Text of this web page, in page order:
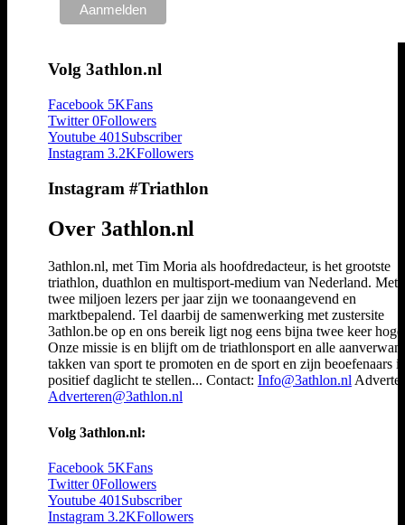
Volg 3athlon.nl
Facebook 5KFans
Twitter 0Followers
Youtube 401 Subscriber
Instagram 3.2KFollowers
Instagram #Triathlon
Over 3athlon.nl
3athlon.nl, met Tim Moria als hoofdredacteur, is het grootste
triathlon, duathlon en multisport-medium van Nederland. Met
twee miljoen lezers per jaar zijn we toonaangevend en
marktbepalend. Tel daarbij de samenwerking met zustersite
3athlon.be op en ons bereik ligt nog eens bijna twee keer
Onze missie is en blijft om de triathlonsport en alle
takken van sport te promoten en de sport en zijn beoefenaars
positief daglicht te stellen... Contact: Info@3athlon.nl
Adverteren@3athlon.nl
Volg 3athlon.nl:
Facebook 5KFans
Twitter 0Followers
Youtube 401 Subscriber
Instagram 3.2KFollowers